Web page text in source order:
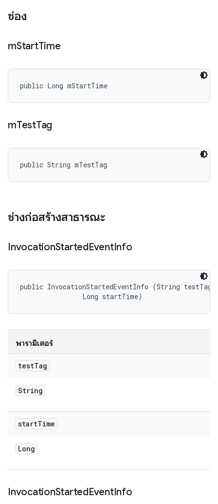
ช่อง
mStartTime
public Long mStartTime
mTestTag
public String mTestTag
ช่างก่อสร้างสาธารณะ
InvocationStartedEventInfo
public InvocationStartedEventInfo (String
                Long startTime)
พารามิเตอร์
testTag
String
startTime
Long
InvocationStartedEventInfo